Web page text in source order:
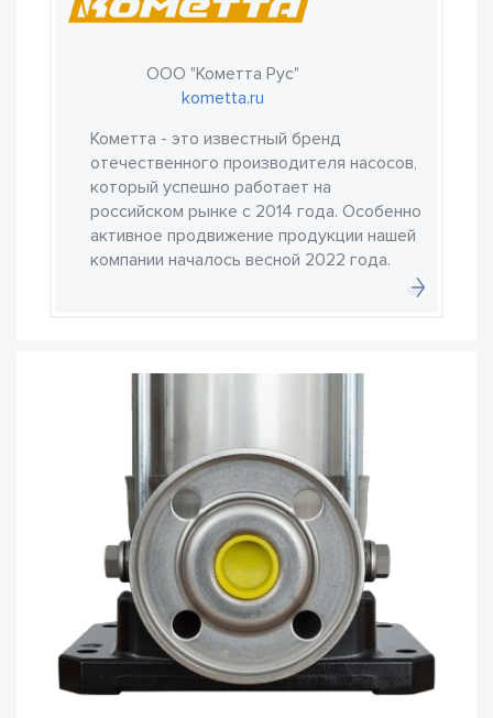
ООО "Кометта Рус"
kometta.ru
Кометта - это известный бренд
отечественного производителя насосов,
который успешно работает на
российском рынке с 2014 года. Особенно
активное продвижение продукции нашей
компании началось весной 2022 года.